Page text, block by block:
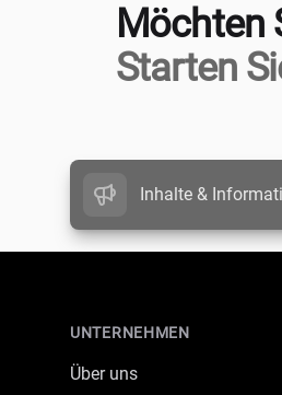
Möchten
Starten
Inhalte &
UNTERNEHMEN
Über uns